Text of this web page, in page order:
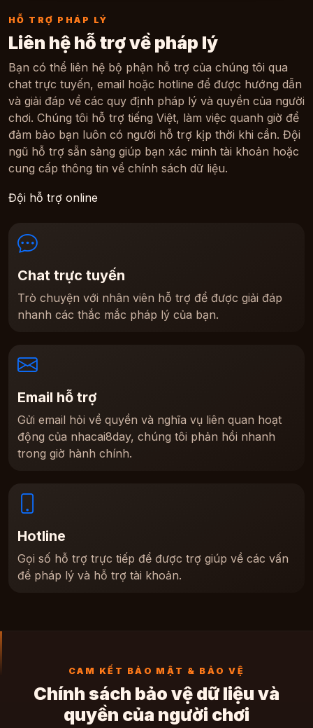
HỖ TRỢ PHÁP LÝ
Liên hệ hỗ trợ về pháp lý
Bạn có thể liên hệ bộ phận hỗ trợ của chúng tôi qua
chat trực tuyến, email hoặc hotline để được hướng dẫn
và giải đáp về các quy định pháp lý và quyền của người
chơi. Chúng tôi hỗ trợ tiếng Việt, làm việc quanh giờ để
đảm bảo bạn luôn có người hỗ trợ kịp thời khi cần. Đội
ngũ hỗ trợ sẵn sàng giúp bạn xác minh tài khoản hoặc
cung cấp thông tin về chính sách dữ liệu.
Đội hỗ trợ online
Chat trực tuyến
Trò chuyện với nhân viên hỗ trợ để được giải đáp
nhanh các thắc mắc pháp lý của bạn.
Email hỗ trợ
Gửi email hỏi về quyền và nghĩa vụ liên quan hoạt
động của nhacai8day, chúng tôi phản hồi nhanh
trong giờ hành chính.
Hotline
Gọi số hỗ trợ trực tiếp để được trợ giúp về các vấn
đề pháp lý và hỗ trợ tài khoản.
CAM KẾT BẢO MẬT & BẢO VỆ
Chính sách bảo vệ dữ liệu và
quyền của người chơi